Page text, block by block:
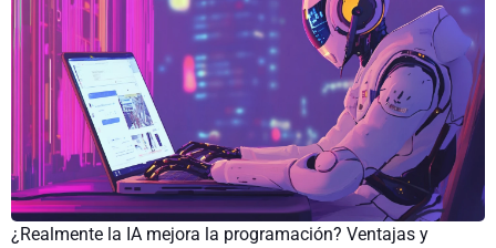
¿Realmente la IA mejora la programación? Ventajas y